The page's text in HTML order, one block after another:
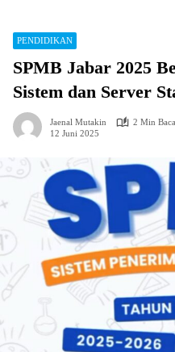
PENDIDIKAN
SPMB Jabar 2025
Sistem dan Server
Jaenal Mutakin
2 Min Baca
12 Juni 2025